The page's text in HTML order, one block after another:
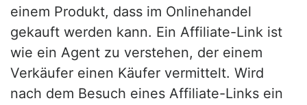
einem Produkt, dass im Onlinehandel
gekauft werden kann. Ein Affiliate-Link ist
wie ein Agent zu verstehen, der einem
Verkäufer einen Käufer vermittelt. Wird
nach dem Besuch eines Affiliate-Links ein